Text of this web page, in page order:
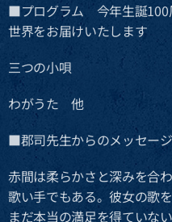
■プログラム 今年生誕100
世界をお届けいたします
三つの小唄
わがうた 他
■郡司先生からのメッセージ
赤間は柔らかさと深みを合
歌い手でもある。彼女の歌
まだ本当の満足を得ていな